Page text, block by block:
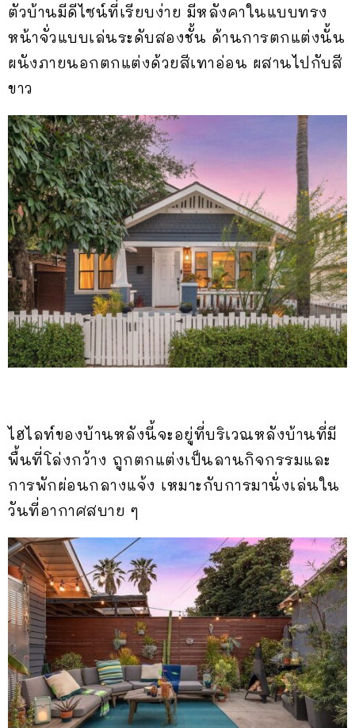
ตัวบ้านมีดีไซน์ที่เรียบง่าย มีหลังคาในแบบทรง
หน้าจั่วแบบเล่นระดับสองชั้น ด้านการตกแต่งนั้น
ผนังภายนอกตกแต่งด้วยสีเทาอ่อน ผสานไปกับสี
ขาว
ไฮไลท์ของบ้านหลังนี้จะอยู่ที่บริเวณหลังบ้านที่มี
พื้นที่โล่งกว้าง ถูกตกแต่งเป็นลานกิจกรรมและ
การพักผ่อนกลางแจ้ง เหมาะกับการมานั่งเล่นใน
วันที่อากาศสบาย ๆ